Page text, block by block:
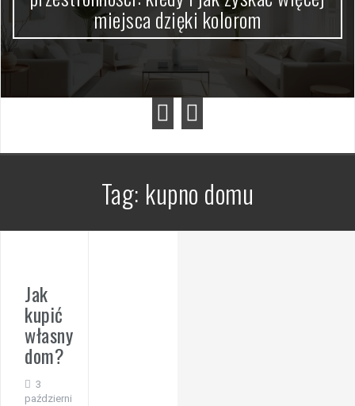
miejsca dzięki kolorom
Tag: kupno domu
Jak
kupić
własny
dom?
3
październi